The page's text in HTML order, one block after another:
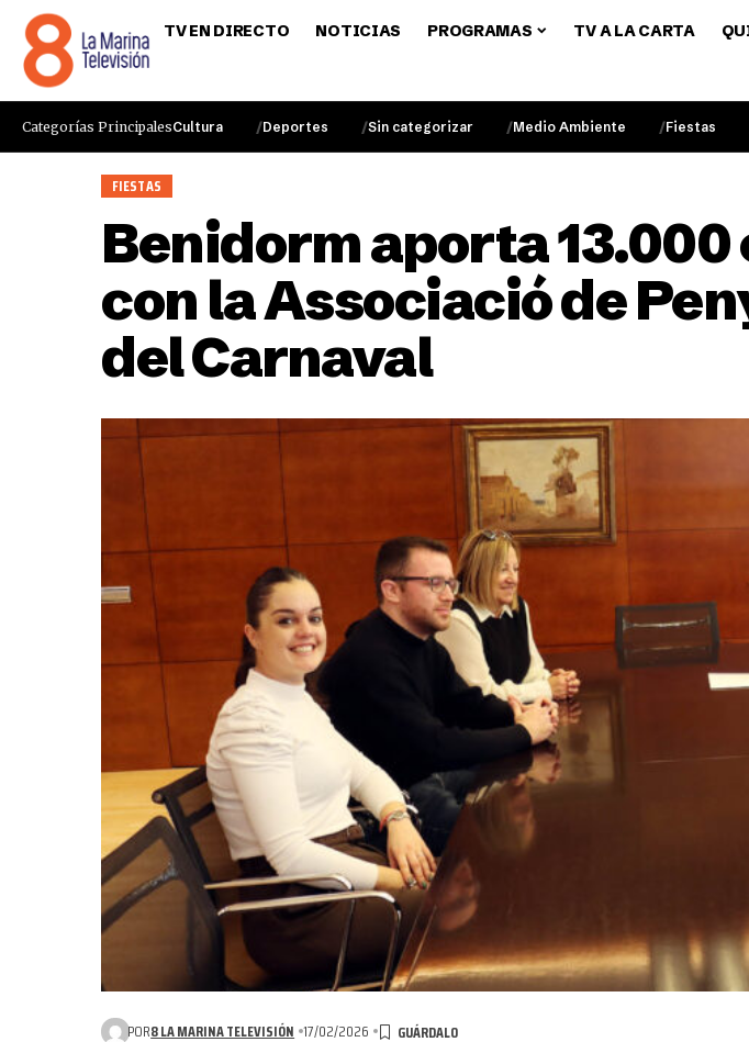
TV EN DIRECTO NOTICIAS PROGRAMAS TV A LA CARTA
Categorías PrincipalesCultura Deportes Sin categorizar Medio Ambiente Fiestas
FIESTAS
Benidorm aporta
con la Associació de
del Carnaval
POR8 LA MARINA TELEVISIÓN 17/02/2026